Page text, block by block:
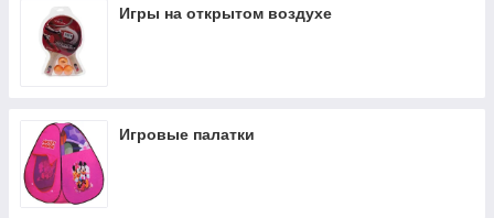
Игры на открытом воздухе
Игровые палатки